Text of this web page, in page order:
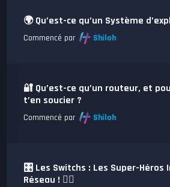
🌍 Qu’est-ce qu’un Système
Commencé par Shiloh
🔐 Qu’est-ce qu’un routeur, et
t’en soucier ?
Commencé par Shiloh
🎛️ Les Switchs : Les Super-Héros
Réseau ! 🦸‍♂️